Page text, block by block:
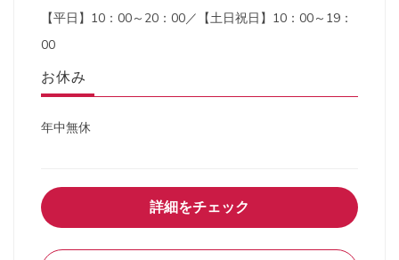
【平日】10：00～20：00／【土日祝日】10：00～19：
00
お休み
年中無休
詳細をチェック